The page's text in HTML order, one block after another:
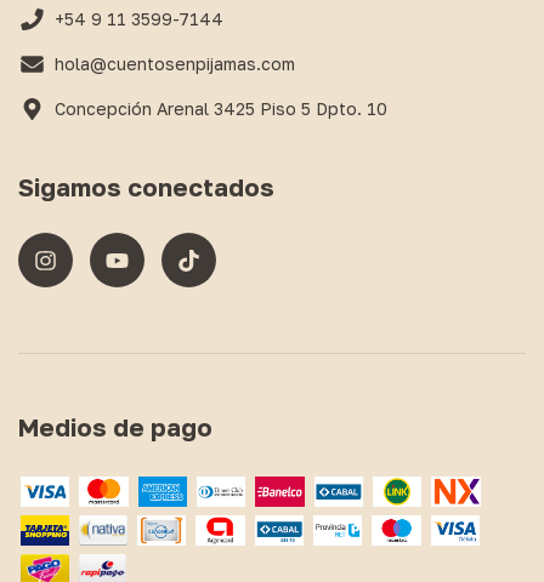
+54 9 11 3599-7144
hola@cuentosenpijamas.com
Concepción Arenal 3425 Piso 5 Dpto. 10
Sigamos conectados
Medios de pago